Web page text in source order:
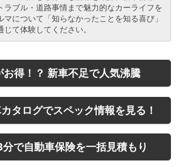
ラブル・道路事情まで魅力的なカーライフを
について「知らなかったことを知る喜び」
て体験してください。
お得！？ 新車不足で人気沸騰
カタログでスペック情報を見る！
分で自動車保険を一括見積もり